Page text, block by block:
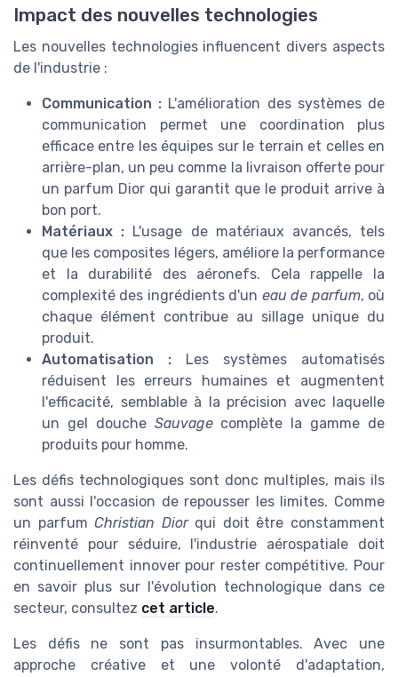
Impact des nouvelles technologies
Les nouvelles technologies influencent divers aspects
de l'industrie :
Communication : L'amélioration des systèmes de
communication permet une coordination plus
efficace entre les équipes sur le terrain et celles en
arrière-plan, un peu comme la livraison offerte pour
un parfum Dior qui garantit que le produit arrive à
bon port.
Matériaux : L'usage de matériaux avancés, tels
que les composites légers, améliore la performance
et la durabilité des aéronefs. Cela rappelle la
complexité des ingrédients d'un eau de parfum, où
chaque élément contribue au sillage unique du
produit.
Automatisation : Les systèmes automatisés
réduisent les erreurs humaines et augmentent
l'efficacité, semblable à la précision avec laquelle
un gel douche Sauvagecomplète la gamme de
produits pour homme.
Les défis technologiques sont donc multiples, mais ils
sont aussi l'occasion de repousser les limites. Comme
un parfumChristian Diorqui doit être constamment
réinventé pour séduire, l'industrie aérospatiale doit
continuellement innover pour rester compétitive. Pour
en savoir plus sur l'évolution technologique dans ce
secteur, consultez cet article.
Les défis ne sont pas insurmontables. Avec une
approche créative et une volonté d'adaptation,